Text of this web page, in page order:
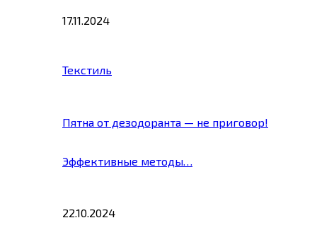
17.11.2024
Текстиль
Пятна от дезодоранта — не приговор!
Эффективные методы…
22.10.2024